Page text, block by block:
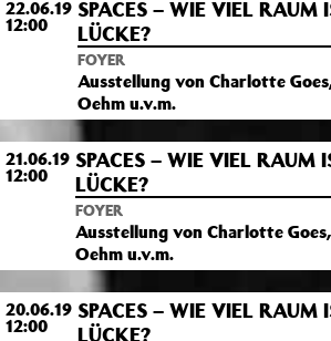
22.06.19
12:00
SPACES – WIE VIEL RAUM
LÜCKE?
FOYER
Ausstellung von Charlotte
Oehm u.v.m.
21.06.19
12:00
SPACES – WIE VIEL RAUM
LÜCKE?
FOYER
Ausstellung von Charlotte
Oehm u.v.m.
20.06.19
12:00
SPACES – WIE VIEL RAUM
LÜCKE?